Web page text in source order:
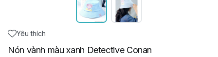
Yêu thích
Nón vành màu xanh Detective Conan